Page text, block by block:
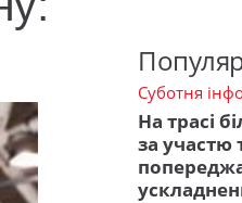
Суботня
На трасі
за участю